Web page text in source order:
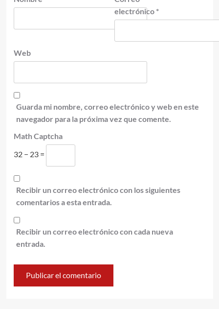
electrónico *
Web
Guarda mi nombre, correo electrónico y web en este
navegador para la próxima vez que comente.
Math Captcha
32 − 23 =
Recibir un correo electrónico con los siguientes
comentarios a esta entrada.
Recibir un correo electrónico con cada nueva
entrada.